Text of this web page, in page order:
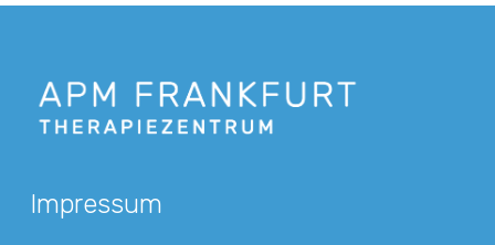
Impressum